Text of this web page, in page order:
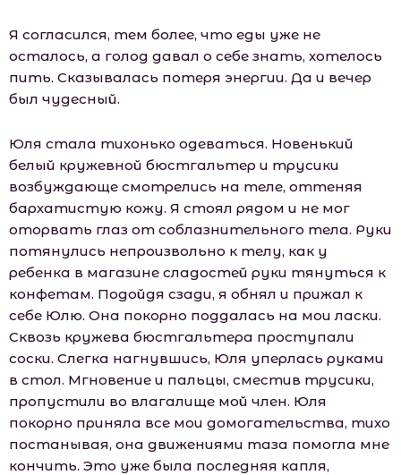
Я согласился, тем более, что еды уже не
осталось, а голод давал о себе знать, хотелось
пить. Сказывалась потеря энергии. Да и вечер
был чудесный.
Юля стала тихонько одеваться. Новенький
белый кружевной бюстгальтер и трусики
возбуждающе смотрелись на теле, оттеняя
бархатистую кожу. Я стоял рядом и не мог
оторвать глаз от соблазнительного тела. Руки
потянулись непроизвольно к телу, как у
ребенка в магазине сладостей руки тянуться к
конфетам. Подойдя сзади, я обнял и прижал к
себе Юлю. Она покорно поддалась на мои ласки.
Сквозь кружева бюстгальтера проступали
соски. Слегка нагнувшись, Юля уперлась руками
в стол. Мгновение и пальцы, сместив трусики,
пропустили во влагалище мой член. Юля
покорно приняла все мои домогательства, тихо
постанывая, она движениями таза помогла мне
кончить. Это уже была последняя капля,